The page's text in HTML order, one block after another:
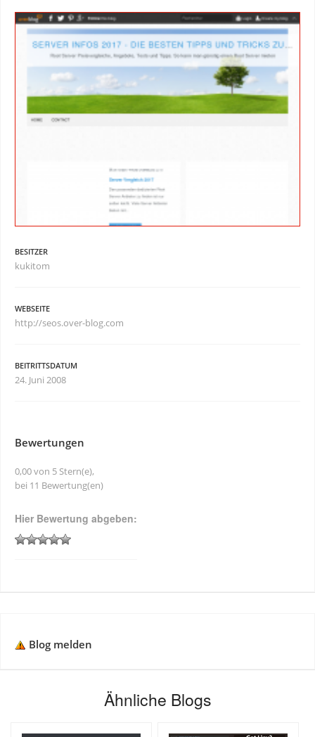
BESITZER
kukitom
WEBSEITE
http://seos.over-blog.com
BEITRITTSDATUM
24. Juni 2008
Bewertungen
0,00 von 5 Stern(e),
bei 11 Bewertung(en)
Hier Bewertung abgeben:
Blog melden
Ähnliche Blogs